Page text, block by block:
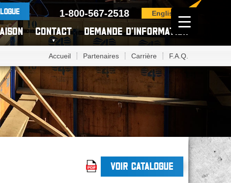
1-800-567-2518 English
CONTACT DEMANDE D’INFORMATION
Accueil Partenaires Carrière F.A.Q.
VOIR CATALOGUE